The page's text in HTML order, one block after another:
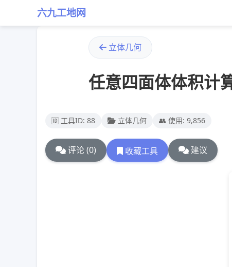
六九工地网
立体几何
任意四面体体积计
🆔 工具ID: 88 立体几何 👥 使用: 9,856
评论 (0) 收藏工具 建议